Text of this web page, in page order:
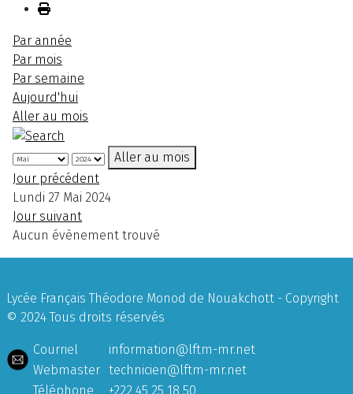
Par année
Par mois
Par semaine
Aujourd'hui
Aller au mois
Aller au mois
Jour précédent
Lundi 27 Mai 2024
Jour suivant
Aucun évènement trouvé
Lycée Français Théodore Monod de Nouakchott - Copyright
© 2024 Tous droits réservés
Courriel
information@lftm-mr.net
Webmaster technicien@lftm-mr.net
Téléphone
+222 45 25 18 50